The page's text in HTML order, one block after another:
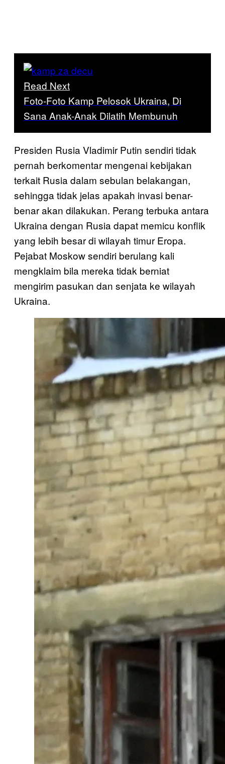
Read Next
Foto-Foto Kamp Pelosok Ukraina, Di
Sana Anak-Anak Dilatih Membunuh
Presiden Rusia Vladimir Putin sendiri tidak
pernah berkomentar mengenai kebijakan
terkait Rusia dalam sebulan belakangan,
sehingga tidak jelas apakah invasi benar-
benar akan dilakukan. Perang terbuka antara
Ukraina dengan Rusia dapat memicu konflik
yang lebih besar di wilayah timur Eropa.
Pejabat Moskow sendiri berulang kali
mengklaim bila mereka tidak berniat
mengirim pasukan dan senjata ke wilayah
Ukraina.